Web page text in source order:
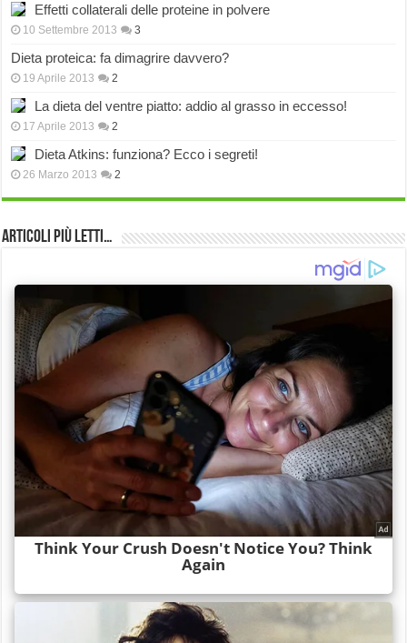
Effetti collaterali delle proteine in polvere
10 Settembre 2013 3
Dieta proteica: fa dimagrire davvero?
19 Aprile 2013 2
La dieta del ventre piatto: addio al grasso in eccesso!
17 Aprile 2013 2
Dieta Atkins: funziona? Ecco i segreti!
26 Marzo 2013 2
Articoli più Letti…